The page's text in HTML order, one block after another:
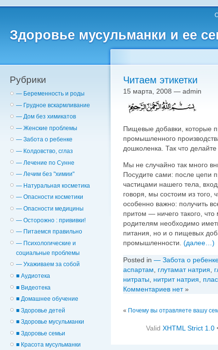
Здоровье мусульманки и ее
Рубрики
— Беременность и роды
— Грудное вскармливание
— Дом без химикатов
— Женские проблемы
— Забота о ребенке
— Колдовство, сглаз
— Лечение по Сунне
— Лечим без "химии"
— Натуральная косметика
— Опасности косметики
— Опасности медицины
— Осторожно : прививки!
— Питаемся правильно
— Психологические и
cоциальные проблемы
— Ухаживаем за собой
■ Аудиотека
■ Видеотека
■ Домашнее обучение
■ Здоровье детей
■ Здоровье мусульманки
■ Здоровье семьи
■ Красота мусульманки
Читаем этикетки
15 марта, 2008 — admin
Пищевые добавки, которые
промышленного
дошколенка. Так что
Mы не случайно так много
Посудите сами: после цепи
частицами нашего тела,
говоря, мы состоим из того,
особенно важно: получить
притом — ничего такого,
родителям необходимо
питания, но и о пищевых
промышленности. (далее…)
Posted in — Забота о
аспартам, глутамат натрия,
нитраты, нитрит натрия,
Комментариев нет»
« Почему вы отравляете вашу
ValidXHTML Strict 1.0